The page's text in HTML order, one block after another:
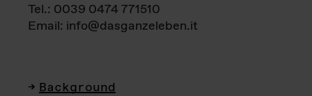
Tel.: 0039 0474 771510
Email: info@dasganzeleben.it
Background